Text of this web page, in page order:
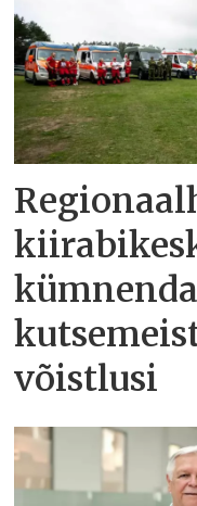
võistlusi